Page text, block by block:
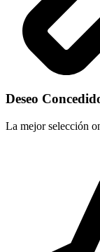
Deseo
La mejor selección